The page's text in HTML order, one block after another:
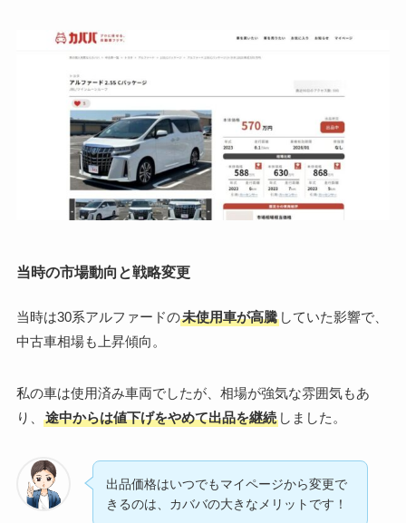
当時の市場動向と戦略変更
当時は30系アルファードの未使用車が高騰していた影響で、
中古車相場も上昇傾向。
私の車は使用済み車両でしたが、相場が強気な雰囲気もあ
り、
途中からは値下げをやめて出品を継続しました。
出品価格はいつでもマイページから変更で
きるのは、カババの大きなメリットです！